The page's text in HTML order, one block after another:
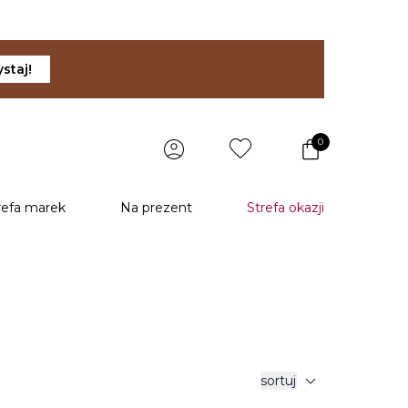
0
marek Na prezent Strefa okazji
sortuj expand_more